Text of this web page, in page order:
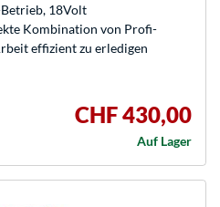
18Volt
Kombination von Profi-
effizient zu erledigen
CHF 430,00
Auf Lager